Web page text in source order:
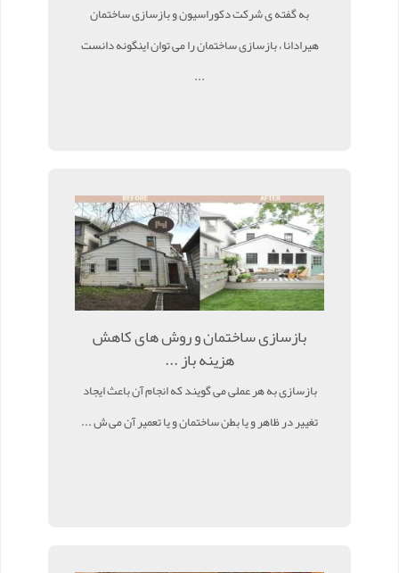
به گفته ی شرکت دکوراسیون و بازسازی ساختمان
هیرادانا ، بازسازی ساختمان را می توان اینگونه دانست
...
بازسازی ساختمان و روش های کاهش
هزینه باز ...
بازسازی به هر عملی می گویند که انجام آن باعث ایجاد
تغییر در ظاهر و یا بطن ساختمان و یا تعمیر آن می ش ...